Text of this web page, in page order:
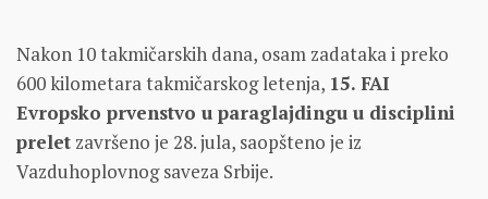
Nakon 10 takmičarskih dana, osam zadataka i preko
600 kilometara takmičarskog letenja, 15. FAI
Evropsko prvenstvo u paraglajdingu u disciplini
prelet završeno je 28. jula, saopšteno je iz
Vazduhoplovnog saveza Srbije.